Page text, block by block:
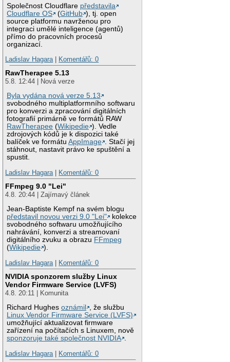
Společnost Cloudflare představila
Cloudflare OS
(GitHub ), tj. open
source platformu navrženou pro
integraci umělé inteligence (agentů)
přímo do pracovních procesů
organizací.
Ladislav Hagara| Komentářů: 0
RawTherapee 5.13
5.8. 12:44 | Nová verze
Byla vydána nová verze 5.13
svobodného multiplatformního softwaru
pro konverzi a zpracování digitálních
fotografií primárně ve formátů RAW
RawTherapee (Wikipedie ). Vedle
zdrojových kódů je k dispozici také
balíček ve formátuAppImage . Stačí jej
stáhnout, nastavit právo ke spuštění a
spustit.
Ladislav Hagara| Komentářů: 0
FFmpeg 9.0 "Lei"
4.8. 20:44 | Zajímavý článek
Jean-Baptiste Kempf na svém blogu
představil novou verzi 9.0 "Lei"
kolekce
svobodného softwaru umožňujícího
nahrávání, konverzi a streamovaní
digitálního zvuku a obrazu FFmpeg
(Wikipedie ).
Ladislav Hagara| Komentářů: 0
NVIDIA sponzorem služby Linux
Vendor Firmware Service (LVFS)
4.8. 20:11 | Komunita
Richard Hughesoznámil
, že službu
Linux Vendor Firmware Service (LVFS)
umožňující aktualizovat firmware
zařízení na počítačích s Linuxem, nově
sponzoruje také společnost NVIDIA .
Ladislav Hagara| Komentářů: 0